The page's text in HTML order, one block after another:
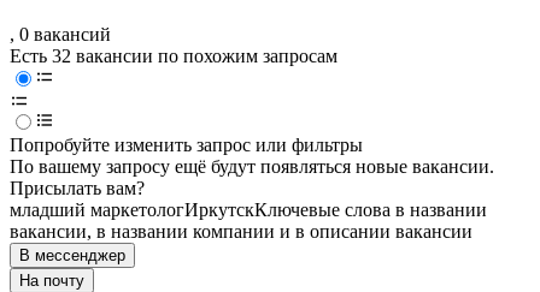
, 0 вакансий
Есть 32 вакансии по похожим запросам
Попробуйте изменить запрос или фильтры
По вашему запросу ещё будут появляться новые вакансии.
Присылать вам?
младший маркетологИркутскКлючевые слова в названии
вакансии, в названии компании и в описании вакансии
В мессенджер
На почту